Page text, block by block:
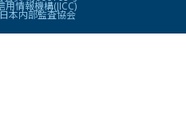
情報機構(JICC)
本内部監査協会